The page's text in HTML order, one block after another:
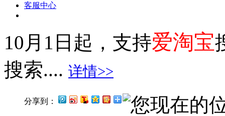
客服中心
10月1日起，支持爱淘宝
搜索.... 详情>>
分享到： 您现在的